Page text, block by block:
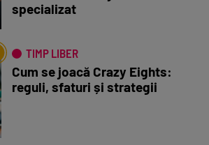
specializat
TIMP LIBER
Cum se joacă Crazy Eights:
reguli, sfaturi și strategii